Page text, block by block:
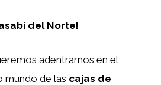
del Norte!
adentrarnos en el
mundo de las cajas de